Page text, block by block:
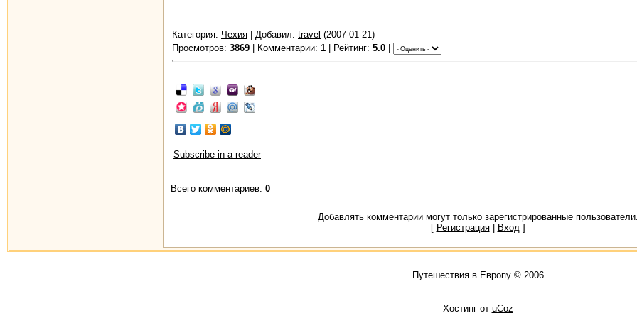
Категория: Чехия | Добавил: travel (2007-01-21)
Просмотров: 3869 | Комментарии: 1 | Рейтинг: 5.0
Subscribe in a reader
Всего комментариев: 0
Добавлять комментарии могут только зарегистрированные
[ Регистрация| Вход]
Путешествия в Европу © 2006
Хостинг от uCoz